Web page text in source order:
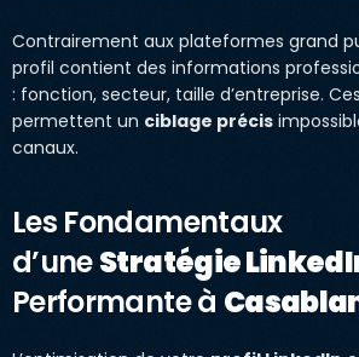
Contrairement aux plateformes grand
profil contient des informations
: fonction, secteur, taille d’entreprise.
permettent un ciblage précis
canaux.
Les Fondamentaux
d’uneStratégie
Performante à